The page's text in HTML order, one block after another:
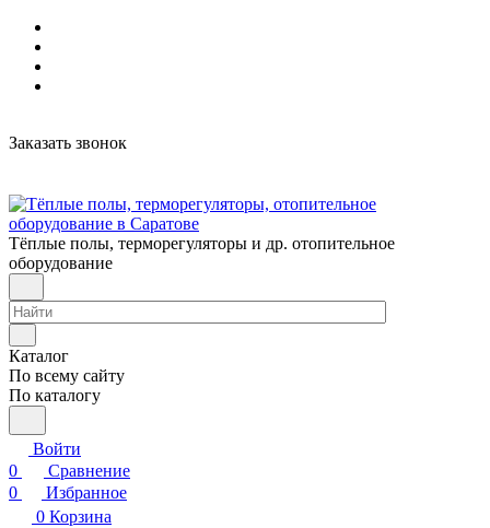
Заказать звонок
Тёплые полы, терморегуляторы и др. отопительное
оборудование
Каталог
По всему сайту
По каталогу
Войти
0
Сравнение
0
Избранное
0 Корзина